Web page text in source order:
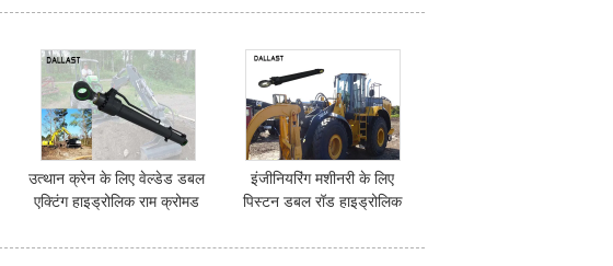
उत्थान क्रेन के लिए वेल्डेड डबल
एक्टिंग हाइड्रोलिक राम क्रोमड
इंजीनियरिंग मशीनरी के लिए
पिस्टन डबल रॉड हाइड्रोलिक